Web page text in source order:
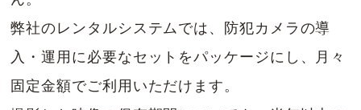
弊社のレンタルシステムでは、防犯カメラの導
入・運用に必要なセットをパッケージにし、月々
固定金額でご利用いただけます。